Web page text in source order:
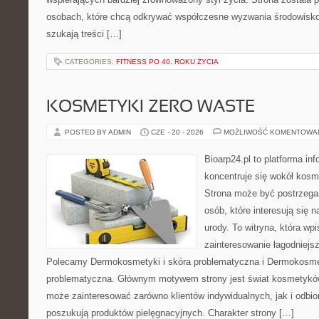
osobach, które chcą odkrywać współczesne wyzwania
szukają treści […]
CATEGORIES: FITNESS PO 40. ROKU ŻYCIA
KOSMETYKI ZERO WASTE
POSTED BY ADMIN CZE - 20 - 2026 MOŻLIWOŚĆ
Bioarp24.pl to platforma
koncentruje się wokół
Strona może być
osób, które interesują się
urody. To witryna, która
zainteresowanie
Polecamy Dermokosmetyki i skóra problematyczna i
problematyczna. Głównym motywem strony jest świat
może zainteresować zarówno klientów indywidualnych, jak i
poszukują produktów pielęgnacyjnych. Charakter strony […]